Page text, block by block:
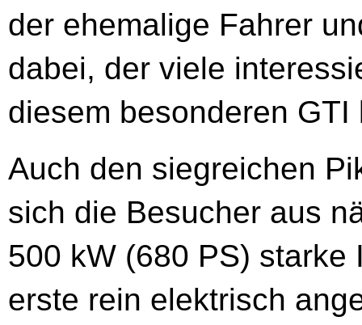
der ehemalige Fahrer
dabei, der viele
diesem besonderen GTI
Auch den siegreichen
sich die Besucher aus
500 kW (680 PS) starke
erste rein elektrisch